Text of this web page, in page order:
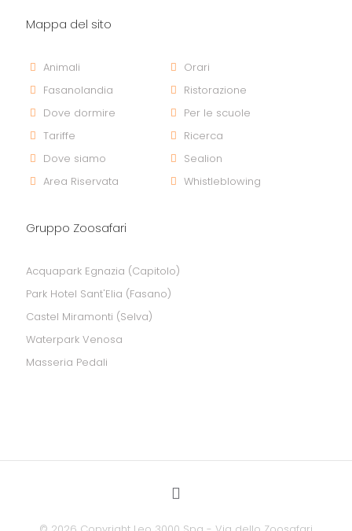
Mappa del sito
Animali
Fasanolandia
Dove dormire
Tariffe
Dove siamo
Area Riservata
Orari
Ristorazione
Per le scuole
Ricerca
Sealion
Whistleblowing
Gruppo Zoosafari
Acquapark Egnazia (Capitolo)
Park Hotel Sant'Elia (Fasano)
Castel Miramonti (Selva)
Waterpark Venosa
Masseria Pedali